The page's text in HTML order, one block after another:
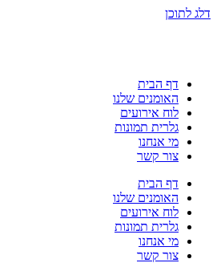
דלג לתוכן
דף הבית
האומנים שלנו
לוח אירועים
גלרית תמונות
מי אנחנו
צור קשר
דף הבית
האומנים שלנו
לוח אירועים
גלרית תמונות
מי אנחנו
צור קשר